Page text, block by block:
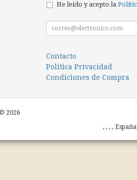
He leído y acepto la
Contacto
Política Privacidad
Condiciones de Compra
2026
, , , ,